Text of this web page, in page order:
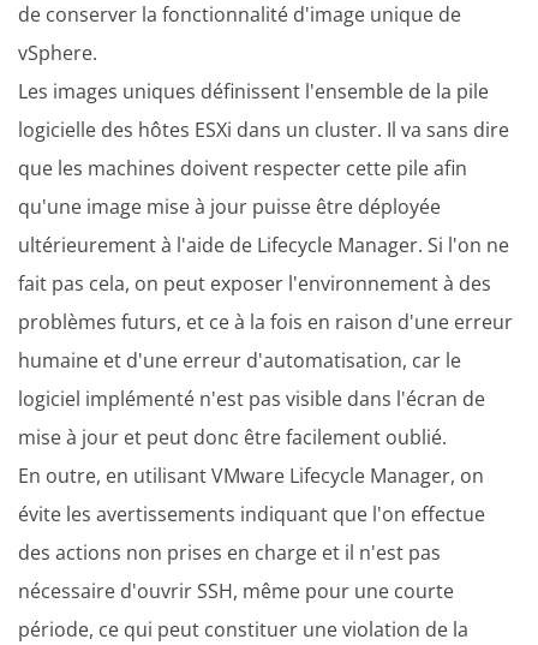
de conserver la fonctionnalité d'image unique de
vSphere.
Les images uniques définissent l'ensemble de la pile
logicielle des hôtes ESXi dans un cluster. Il va sans dire
que les machines doivent respecter cette pile afin
qu'une image mise à jour puisse être déployée
ultérieurement à l'aide de Lifecycle Manager. Si l'on ne
fait pas cela, on peut exposer l'environnement à des
problèmes futurs, et ce à la fois en raison d'une erreur
humaine et d'une erreur d'automatisation, car le
logiciel implémenté n'est pas visible dans l'écran de
mise à jour et peut donc être facilement oublié.
En outre, en utilisant VMware Lifecycle Manager, on
évite les avertissements indiquant que l'on effectue
des actions non prises en charge et il n'est pas
nécessaire d'ouvrir SSH, même pour une courte
période, ce qui peut constituer une violation de la